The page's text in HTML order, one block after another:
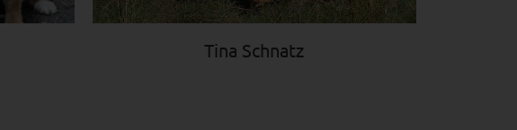
Tina Schnatz